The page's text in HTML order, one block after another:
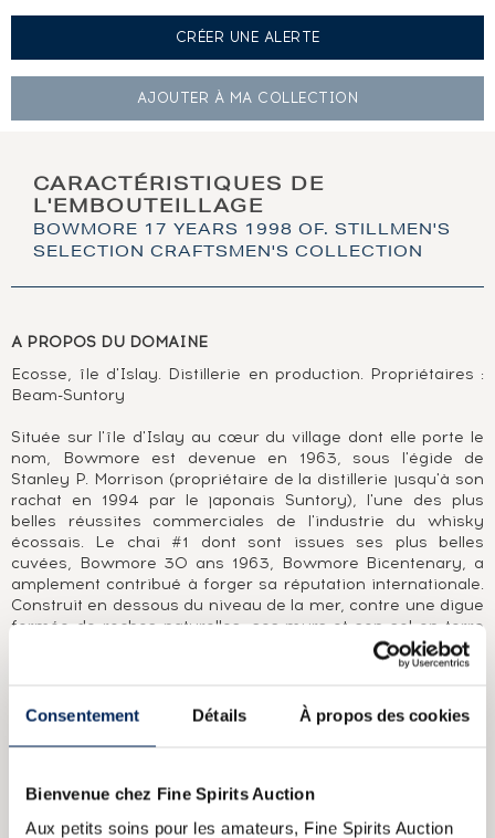
Consentement Détails À propos des cookies
Bienvenue chez Fine Spirits Auction
Aux petits soins pour les amateurs, Fine Spirits Auction
CRÉER UNE ALERTE
AJOUTER À MA COLLECTION
CARACTÉRISTIQUES DE
L'EMBOUTEILLAGE
BOWMORE 17 YEARS 1998 OF. STILLMEN'S
SELECTION CRAFTSMEN'S COLLECTION
A PROPOS DU DOMAINE
Ecosse, île d'Islay. Distillerie en production. Propriétaires :
Beam-Suntory
Située sur l'île d'Islay au cœur du village dont elle porte le
nom, Bowmore est devenue en 1963, sous l'égide de
Stanley P. Morrison (propriétaire de la distillerie jusqu'à son
rachat en 1994 par le japonais Suntory), l'une des plus
belles réussites commerciales de l'industrie du whisky
écossais. Le chai #1 dont sont issues ses plus belles
cuvées, Bowmore 30 ans 1963, Bowmore Bicentenary, a
amplement contribué à forger sa réputation internationale.
Construit en dessous du niveau de la mer, contre une digue
formée de roches naturelles, ses murs et son sol en terre
battue sont constamment imprégnés des embruns de la
mer. Ancrée dans la tradition, Bowmore est l'une des
maltage de l'orge nécessaire à la production de son whisky.
Qu'il soit élevé en ex-fûts de bourbon (Bowmore White
1964) ou en ex-fûts de sherry (Black Bowmore 1964), son
parvient toujours à faire ressurgir cette pointe de fruits